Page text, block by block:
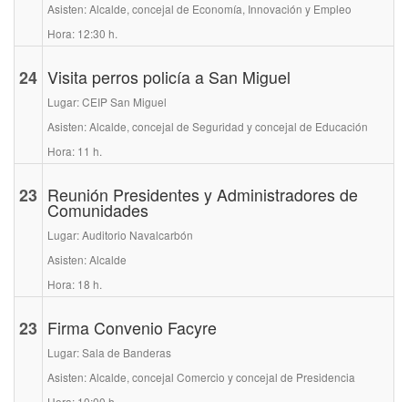
Asisten: Alcalde, concejal de Economía, Innovación y Empleo
Hora: 12:30 h.
24 Visita perros policía a San Miguel
Lugar: CEIP San Miguel
Asisten: Alcalde, concejal de Seguridad y concejal de Educación
Hora: 11 h.
23 Reunión Presidentes y Administradores de
Comunidades
Lugar: Auditorio Navalcarbón
Asisten: Alcalde
Hora: 18 h.
23 Firma Convenio Facyre
Lugar: Sala de Banderas
Asisten: Alcalde, concejal Comercio y concejal de Presidencia